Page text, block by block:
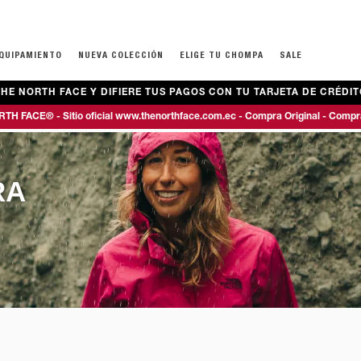
ROPA
BUZOS
CAMISETAS
CAMISAS Y POLOS
PANTALONES
PANTALONETAS
PRIMERAS CAPAS
CALZADO
DE MONTAÑA
DEPORTIVOS
CASUALES
BOTAS
CHANCLAS &
ROPA
BUZOS
CAMISETAS
PANTALONES
PRIMERAS CAPAS
CALZADO
DE MONTAÑA
BOTAS
DEPORTIVOS
CHANCLAS &
TEENS NIÑOS (7-16 AÑOS)
CHOMPAS Y CHALECOS
BUZOS Y TOPS
CAMISETAS
ACCESORIOS
Y MALETAS MOCHILAS
ESCOLARES
EXCURSIONISMO
TÉCNICAS
NUEVA COLECCIÓN ELIGE TU CHOMPA SALE
NORTH FACE Y DIFIERE TUS PAGOS CON TU TARJETA DE
FACE® - Sitio oficial www.thenorthface.com.ec - Compra Original -